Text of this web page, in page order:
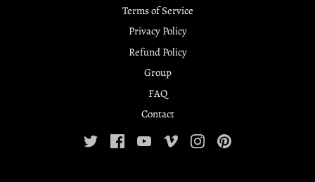
Terms of Service
Privacy Policy
Refund Policy
Group
FAQ
Contact